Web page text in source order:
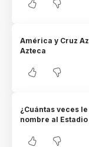
América y Cruz
Azteca
¿Cuántas veces
nombre al Estadio